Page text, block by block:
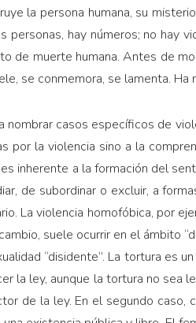
la persona humana, su
personas, hay números; no hay
de muerte humana. Antes de
se conmemora, se lamenta. Ha
nombrar casos específicos de
por la violencia sino a la
inherente a la formación del
de subordinar o excluir, a
La violencia homofóbica, por
suele ocurrir en el ámbito
“disidente”. La tortura es
la ley, aunque la tortura no
de la ley. En el segundo caso,